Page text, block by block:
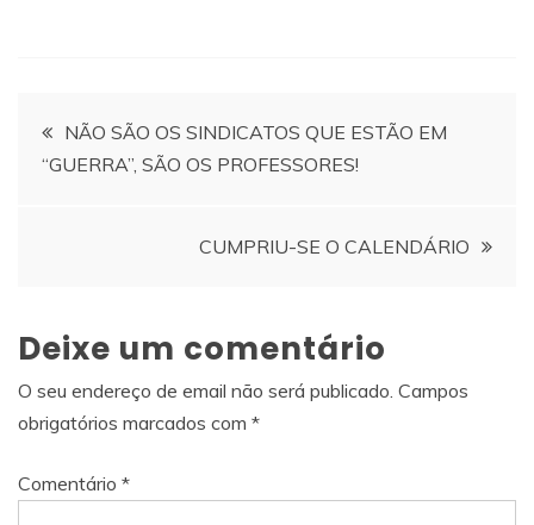
Navegação
de
NÃO SÃO OS SINDICATOS QUE ESTÃO EM
“GUERRA”, SÃO OS PROFESSORES!
CUMPRIU-SE O CALENDÁRIO
Deixe um comentário
O seu endereço de email não será publicado. Campos
obrigatórios marcados com *
Comentário *